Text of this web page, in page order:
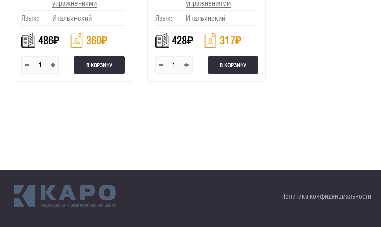
упражнениями
Язык:
Итальянский
486₽ 360₽
В КОРЗИНУ
упражнениями
Язык:
Итальянский
428₽ 317₽
В КОРЗИНУ
Политика конфиденциальности